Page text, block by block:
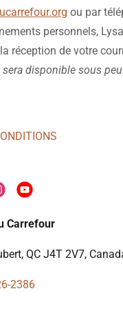
ou par
personnels,
réception de votre
disponible sous
Carrefour
QC J4T 2V7,
2386